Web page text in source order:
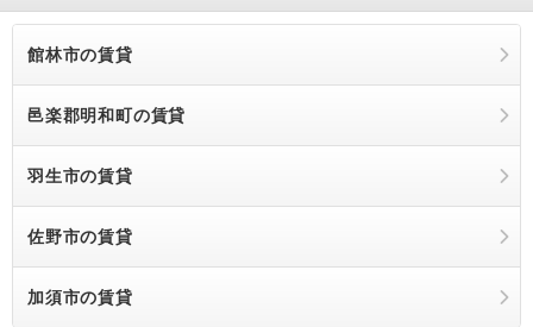
館林市の賃貸
邑楽郡明和町の賃貸
羽生市の賃貸
佐野市の賃貸
加須市の賃貸